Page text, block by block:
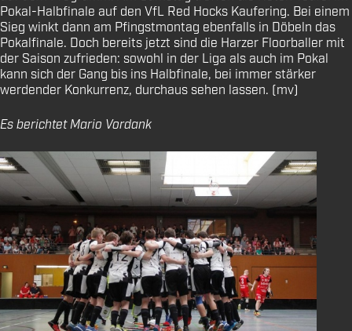
Pokal-Halbfinale auf den VfL Red Hocks Kaufering. Bei einem
Sieg winkt dann am Pfingstmontag ebenfalls in Döbeln das
Pokalfinale. Doch bereits jetzt sind die Harzer Floorballer mit
der Saison zufrieden: sowohl in der Liga als auch im Pokal
kann sich der Gang bis ins Halbfinale, bei immer stärker
werdender Konkurrenz, durchaus sehen lassen. (mv)
Es berichtet Mario Vordank